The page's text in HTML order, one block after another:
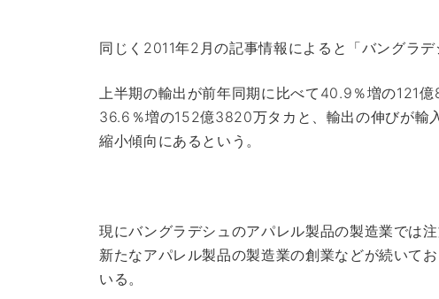
同じく2011年2月の記事情報によると「バングラデ
上半期の輸出が前年同期に比べて40.9％増の121
36.6％増の152億3820万タカと、輸出の伸びが輸
縮小傾向にあるという。
現にバングラデシュのアパレル製品の製造業では
新たなアパレル製品の製造業の創業などが続いて
いる。